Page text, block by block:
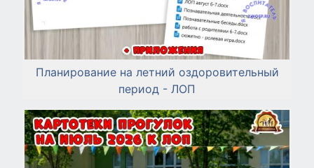
Планирование на летний оздоровительный
период - ЛОП